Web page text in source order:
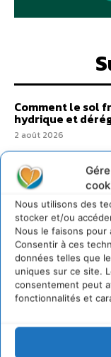
Nous utilisons des
stocker et/ou
Nous le faisons pour
Consentir à ces
données telles que
uniques sur ce site.
consentement peut
fonctionnalités et
Comment le sol
hydrique et
2 août 2026
Développer
non humaines
30 juillet 2026
Un kit citoyen
développement
villes
29 juillet 2026
L’éco-anxiété
28 juillet 2026
7 indicateurs
27 juillet 2026